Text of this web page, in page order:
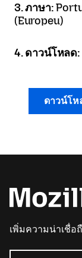
3. ภาษา:
(Europeu)
4. ดาวน์โหลด:
ดาวน์โ
เพิ่มความน่าเชื่